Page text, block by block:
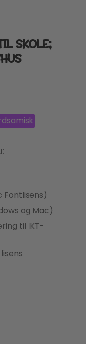
SKOLE;
Fontlisens)
og Mac)
til IKT-